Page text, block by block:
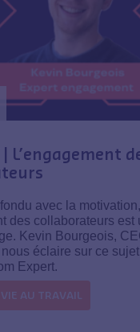
L’engagement
avec la motivation,
des collaborateurs est
Kevin Bourgeois,
éclaire sur ce
Expert.
AU TRAVAIL